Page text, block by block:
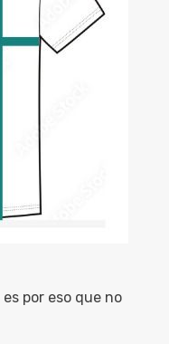
por eso que no